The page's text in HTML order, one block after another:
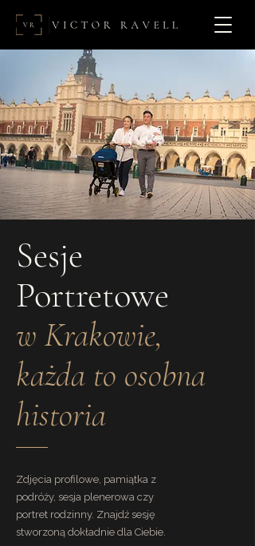
Sesje
Portretowe
w Krakowie,
każda to osobna
historia
Zdjęcia profilowe, pamiątka z
podróży, sesja plenerowa czy
portret rodzinny. Znajdź sesję
stworzoną dokładnie dla Ciebie.